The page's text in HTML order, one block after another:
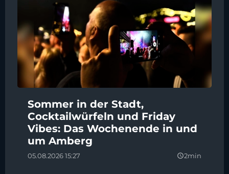
Sommer in der Stadt,
Cocktailwürfeln und Friday
Vibes: Das Wochenende in und
um Amberg
05.08.2026 15:27 query_builder2min